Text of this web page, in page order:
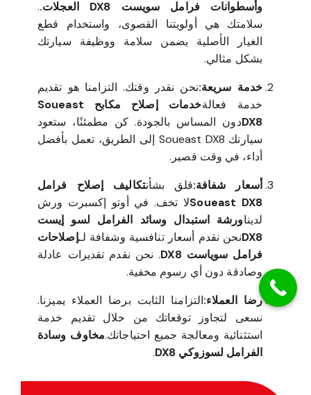
وأسطوانات فرامل سويست DX8 العجلات.
.
سلامتك هي أولويتنا القصوى، واستخدام قطع
الغيار الأصلية يضمن سلامة ووظيفة سيارتك
بشكل مثالي.
خدمة سريعة:نحن نقدر وقتك. التزامنا هو تقديم
خدمة فعالة
خدمات إصلاح مكابح Soueast
DX8دون المساس بالجودة. كن مطمئنًا، ستعود
سيارتك Soueast DX8 إلى الطريق، تعمل بأفضل
أداء، في وقت قصير.
أسعار شفافة:قلق بشأنتكاليف إصلاح فرامل
Soueast DX8لا تخف. في أوتو إكسبرت ورش
لديناورشة استبدال وسائد الفرامل لسو إيست
DX8نحن نقدم أسعار تنافسية وشفافة لـإصلاحات
فرامل سوياست DX8
. نحن نقدم تقديرات عادلة
وصادقة دون أي رسوم مخفية.
رضا العملاء:التزامنا الثابت برضا العملاء يميزنا.
نسعى لتجاوز توقعاتك من خلال تقديم خدمة
استثنائية ومعالجة جميع احتياجاتك.مخاوف وسادة
الفرامل لسوزوكي DX8
.